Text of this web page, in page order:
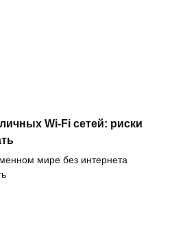
Wi-Fi сетей: риски
мире без интернета